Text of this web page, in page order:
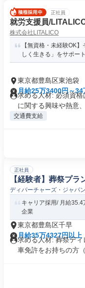
正社員
就労支援員/
株式会社LITALICO
【無資格・未経験OK
しく生きる」をサポー
東京都豊島区東池袋
月給25万3400円～34
求める人材: 必須資
に関する興味や熱意、
交通費支給
正社員
【経験者】葬祭プラ
ディパーチャーズ・ジャパ
キャリア採用/ 月給
企業
東京都豊島区千早
月給35万4327円以上
求める人材: 葬祭デ
車免許をお持ちの方（